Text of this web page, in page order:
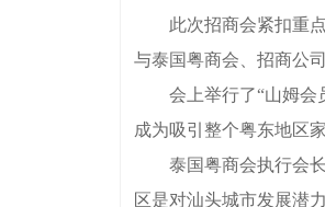
此次招商会紧扣重点
与泰国粤商会、招商公
会上举行了“山姆会员
成为吸引整个粤东地区
泰国粤商会执行会长
区是对汕头城市发展潜